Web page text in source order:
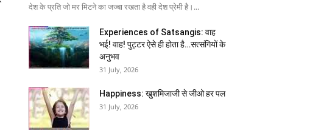
देश के प्रति जो मर मिटने का जज्बा रखता है वही देश प्रेमी है।...
Experiences of Satsangis: वाह
भई! वाह! पुट्टर ऐसे ही होता है…सत्संगियों के
अनुभव
31 July, 2026
Happiness: खुशमिजाजी से जीओ हर पल
31 July, 2026